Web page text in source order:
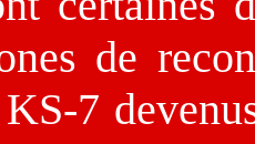
de
7